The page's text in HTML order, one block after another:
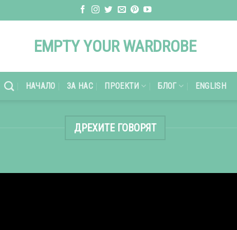
EMPTY YOUR WARDROBE
НАЧАЛО ЗА НАС ПРОЕКТИ БЛОГ ENGLISH
ДРЕХИТЕ ГОВОРЯТ